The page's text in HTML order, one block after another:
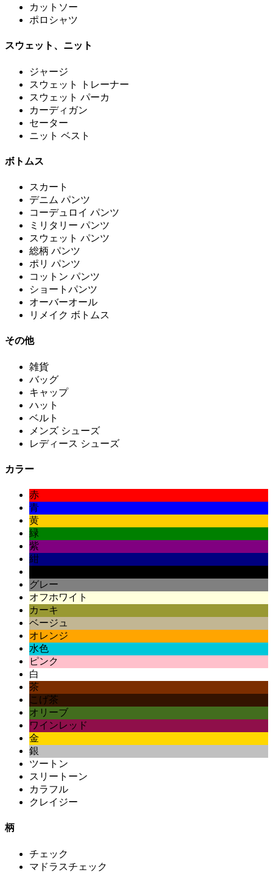
カットソー
ポロシャツ
スウェット、ニット
ジャージ
スウェット トレーナー
スウェット パーカ
カーディガン
セーター
ニット ベスト
ボトムス
スカート
デニム パンツ
コーデュロイ パンツ
ミリタリー パンツ
スウェット パンツ
総柄 パンツ
ポリ パンツ
コットン パンツ
ショートパンツ
オーバーオール
リメイク ボトムス
その他
雑貨
バッグ
キャップ
ハット
ベルト
メンズ シューズ
レディース シューズ
カラー
赤
青
黄
緑
紫
紺
グレー
オフホワイト
カーキ
ベージュ
オレンジ
水色
ピンク
白
茶
こげ茶
オリーブ
ワインレッド
金
銀
ツートン
スリートーン
カラフル
クレイジー
柄
チェック
マドラスチェック